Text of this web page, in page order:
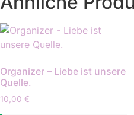
Organizer – Liebe ist unsere
Quelle.
10,00 €